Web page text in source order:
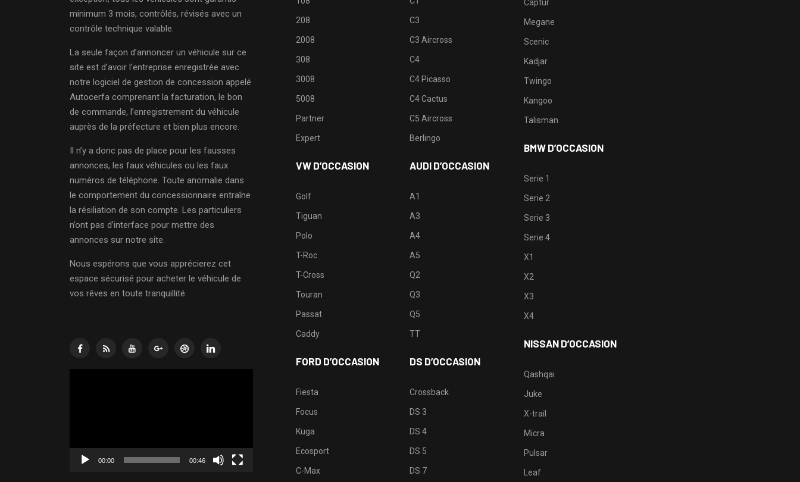
minimum 3 mois, contrôlés, révisés avec un
contrôle technique valable.
La seule façon d’annoncer un véhicule sur ce
site est d’avoir l’entreprise enregistrée avec
notre logiciel de gestion de concession appelé
Autocerfa comprenant la facturation, le bon
de commande, l’enregistrement du véhicule
auprès de la préfecture et bien plus encore.
Il n’y a donc pas de place pour les fausses
annonces, les faux véhicules ou les faux
numéros de téléphone. Toute anomalie dans
le comportement du concessionnaire entraîne
la résiliation de son compte. Les particuliers
n’ont pas d’interface pour mettre des
annonces sur notre site.
Nous espérons que vous apprécierez cet
espace sécurisé pour acheter le véhicule de
vos rêves en toute tranquillité.
00:00 00:46
208
2008
308
3008
5008
Partner
Expert
VW D’OCCASION
Golf
Tiguan
Polo
T-Roc
T-Cross
Touran
Passat
Caddy
FORD D’OCCASION
Fiesta
Focus
Kuga
Ecosport
C-Max
C3
C3 Aircross
C4
C4 Picasso
C4 Cactus
C5 Aircross
Berlingo
AUDI D’OCCASION
A1
A3
A4
A5
Q2
Q3
Q5
TT
DS D’OCCASION
Crossback
DS 3
DS 4
DS 5
DS 7
Captur
Megane
Scenic
Kadjar
Twingo
Kangoo
Talisman
BMW D’OCCASION
Serie 1
Serie 2
Serie 3
Serie 4
X1
X2
X3
X4
NISSAN D’OCCASION
Qashqai
Juke
X-trail
Micra
Pulsar
Leaf